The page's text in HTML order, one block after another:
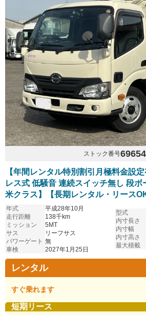
ストック番号69654
【年間レンタル特別割引月極料金設
レス式 低騒音 連続スイッチ無し 段ボ
米クラス】【長期レンタル・リースOK
年式
平成28年10月
走行距離
138千km
ミッション
5MT
サス
リーフサス
パワーゲート 無
車検
2027年1月25日
型式
内寸長さ
内寸幅
内寸高さ
最大積載
レンタル
すぐ乗れます
短期リース